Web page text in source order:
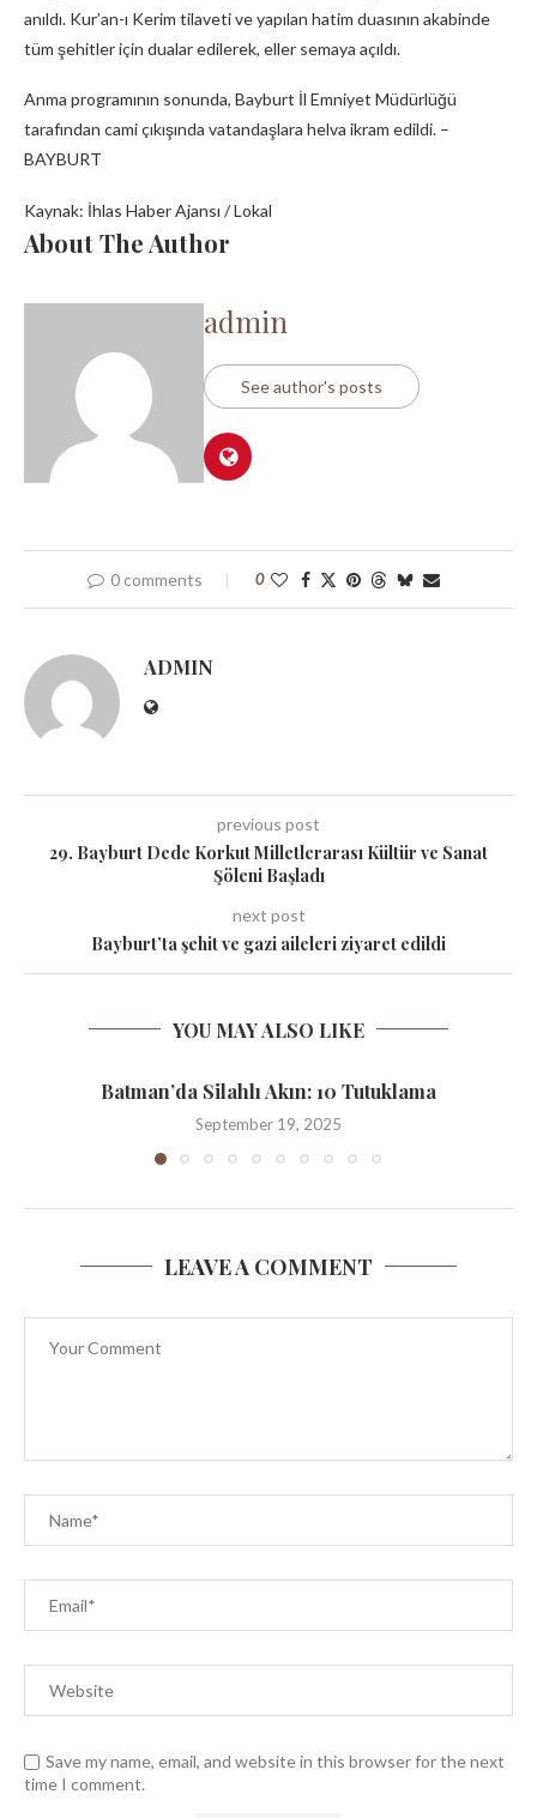
anıldı. Kur’an-ı Kerim tilaveti ve yapılan hatim duasının akabinde
tüm şehitler için dualar edilerek, eller semaya açıldı.
Anma programının sonunda, Bayburt İl Emniyet Müdürlüğü
tarafından cami çıkışında vatandaşlara helva ikram edildi. –
BAYBURT
Kaynak: İhlas Haber Ajansı / Lokal
About The Author
admin
See author's posts
0 comments 0
ADMIN
previous post
29. Bayburt Dede Korkut Milletlerarası Kültür ve Sanat
Şöleni Başladı
next post
Bayburt’ta şehit ve gazi aileleri ziyaret edildi
YOU MAY ALSO LIKE
Batman’da Silahlı Akın: 10 Tutuklama
September 19, 2025
LEAVE A COMMENT
Save my name, email, and website in this browser for the next
time I comment.